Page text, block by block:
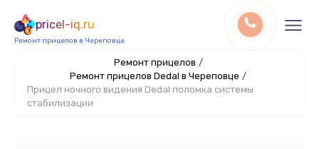
pricel-iq.ru
Ремонт прицелов в Череповце
Ремонт прицелов /
Ремонт прицелов Dedal в Череповце /
Прицел ночного видения Dedal поломка системы
стабилизации